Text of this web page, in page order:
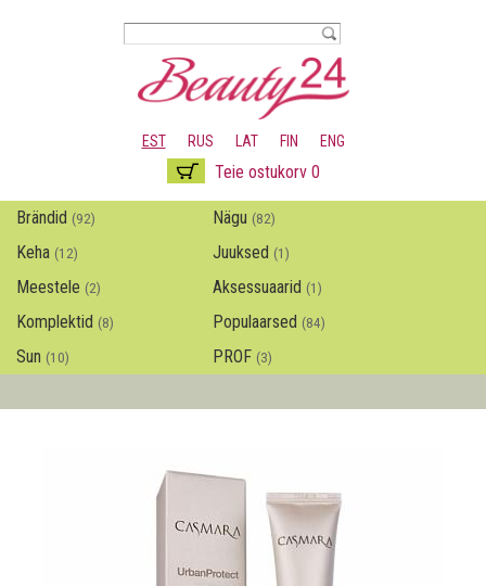
edasi
põhisisu
juurde
EST RUS LAT FIN ENG
Teie ostukorv 0
Brändid (92) Nägu (82)
Keha (12) Juuksed (1)
Meestele (2) Aksessuaarid (1)
Komplektid (8) Populaarsed (84)
Sun (10) PROF (3)